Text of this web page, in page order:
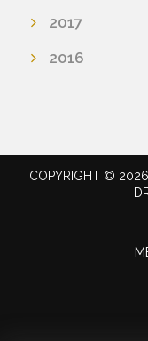
2017
2016
COPYRIGHT © 2026